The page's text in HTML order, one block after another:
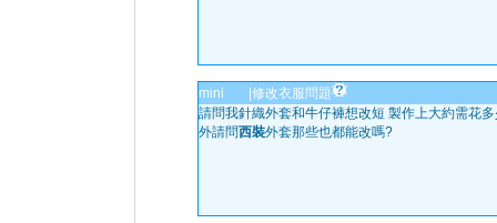
mini
修改衣服問題
請問我針織外套和牛仔褲想改短 製作上大約需花
外請問西裝外套那些也都能改嗎?